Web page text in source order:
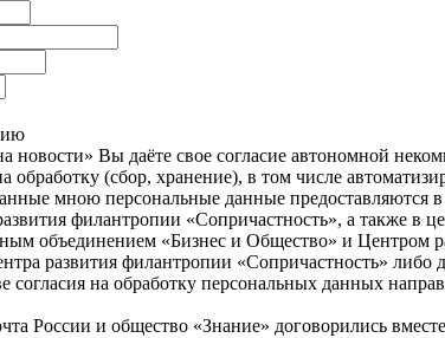
Вы даёте свое согласие автономной
обработку (сбор, хранение), в том числе
мною персональные данные предоставляются
филантропии «Сопричастность», а также
объединением «Бизнес и Общество» и Центром
развития филантропии «Сопричастность» либо
согласия на обработку персональных данных
России и общество «Знание» договорились